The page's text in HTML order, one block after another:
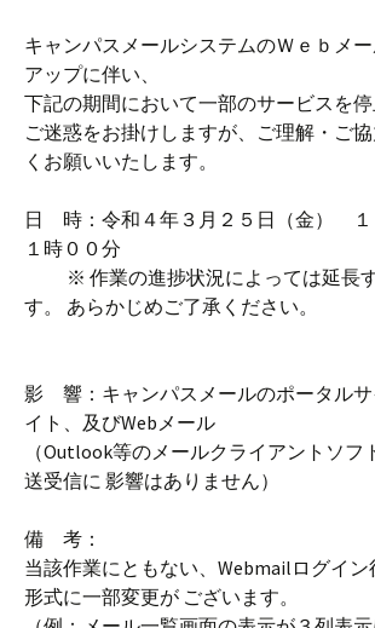
キャンパスメールシステムのＷｅｂメ
アップに伴い、
下記の期間において一部のサービスを停
ご迷惑をお掛けしますが、ご理解・ご
くお願いいたします。
日 時：令和４年３月２５日（金） １
１時００分
※ 作業の進捗状況によっては延長す
す。 あらかじめご了承ください。
影 響：キャンパスメールのポータルサ
イト、及びWebメール
（Outlook等のメールクライアントソフ
送受信に 影響はありません）
備 考：
当該作業にともない、Webmailログイ
形式に一部変更が ございます。